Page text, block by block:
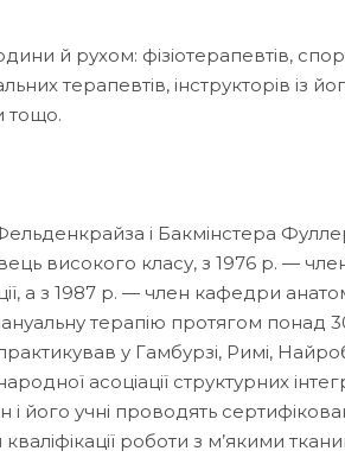
й рухом: фізіотерапевтів,
терапевтів, інструкторів із
тощо.
і Бакмінстера
високого класу, з 1976 р. —
а з 1987 р. — член кафедри
терапію протягом понад
у Гамбурзі, Римі,
асоціації структурних
і його учні проводять
роботи з м’якими